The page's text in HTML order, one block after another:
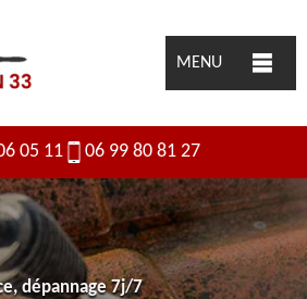
MENU
05 11 06 99 80 81 27
dépannage 7j/7